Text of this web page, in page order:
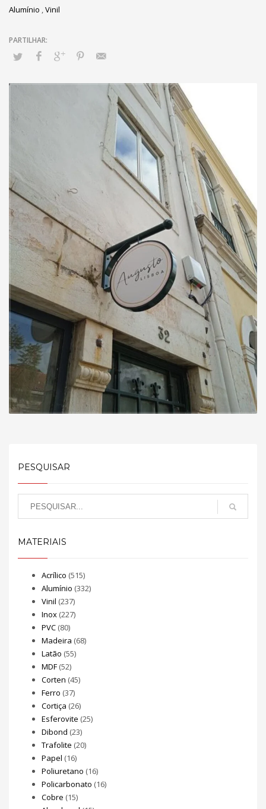
Alumínio ,Vinil
PESQUISAR
MATERIAIS
Acrílico (515)
Alumínio (332)
Vinil (237)
Inox (227)
PVC (80)
Madeira (68)
Latão (55)
MDF (52)
Corten (45)
Ferro (37)
Cortiça (26)
Esferovite (25)
Dibond (23)
Trafolite (20)
Papel (16)
Poliuretano (16)
Policarbonato (16)
Cobre (15)